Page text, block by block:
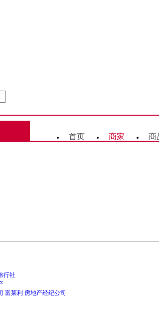
首页 商家 商
行社
富莱利 房地产经纪公司